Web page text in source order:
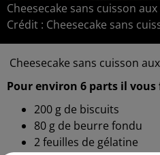
Cheesecake sans cuisson
Crédit : Cheesecake sans
Cheesecake sans cuisson
Pour environ 6 parts il
200 g de biscuits
80 g de beurre fondu
2 feuilles de gélatine